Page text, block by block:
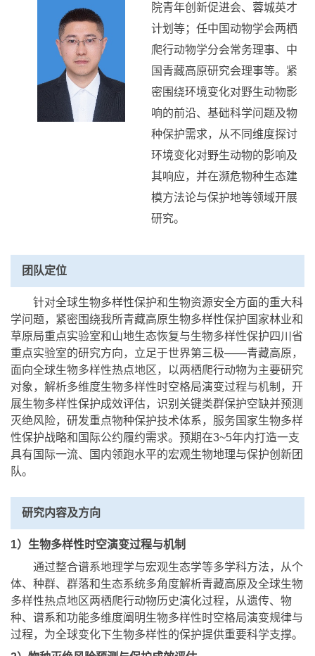
院青年创新促进会、蓉城英才
计划等；任中国动物学会两栖
爬行动物学分会常务理事、中
国青藏高原研究会理事等。紧
密围绕环境变化对野生动物影
响的前沿、基础科学问题及物
种保护需求，从不同维度探讨
环境变化对野生动物的影响及
其响应，并在濒危物种生态建
模方法论与保护地等领域开展
研究。
团队定位
针对全球生物多样性保护和生物资源安全方面的重大科
学问题，紧密围绕我所青藏高原生物多样性保护国家林业和
草原局重点实验室和山地生态恢复与生物多样性保护四川省
重点实验室的研究方向，立足于世界第三极——青藏高原，
面向全球生物多样性热点地区，以两栖爬行动物为主要研究
对象，解析多维度生物多样性时空格局演变过程与机制，开
展生物多样性保护成效评估，识别关键类群保护空缺并预测
灭绝风险，研发重点物种保护技术体系，服务国家生物多样
性保护战略和国际公约履约需求。预期在3~5年内打造一支
具有国际一流、国内领跑水平的宏观生物地理与保护创新团
队。
研究内容及方向
1）生物多样性时空演变过程与机制
通过整合谱系地理学与宏观生态学等多学科方法，从个
体、种群、群落和生态系统多角度解析青藏高原及全球生物
多样性热点地区两栖爬行动物历史演化过程，从遗传、物
种、谱系和功能多维度阐明生物多样性时空格局演变规律与
过程，为全球变化下生物多样性的保护提供重要科学支撑。